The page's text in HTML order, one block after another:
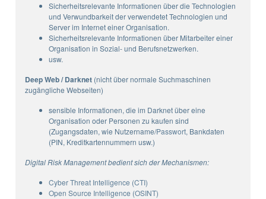
Sicherheitsrelevante Informationen über die Technologien
und Verwundbarkeit der verwendetet Technologien und
Server im Internet einer Organisation.
Sicherheitsrelevante Informationen über Mitarbeiter einer
Organisation in Sozial- und Berufsnetzwerken.
usw.
Deep Web/ Darknet(nicht über normale Suchmaschinen
zugängliche Webseiten)
sensible Informationen, die im Darknet über eine
Organisation oder Personen zu kaufen sind
(Zugangsdaten, wie Nutzername/Passwort, Bankdaten
(PIN, Kreditkartennummern usw.)
Digital Risk Management bedient sich der Mechanismen:
Cyber Threat Intelligence (CTI)
Open Source Intelligence (OSINT)